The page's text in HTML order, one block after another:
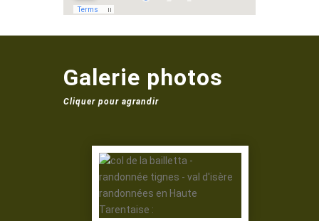
Galerie photos
Cliquer pour agrandir